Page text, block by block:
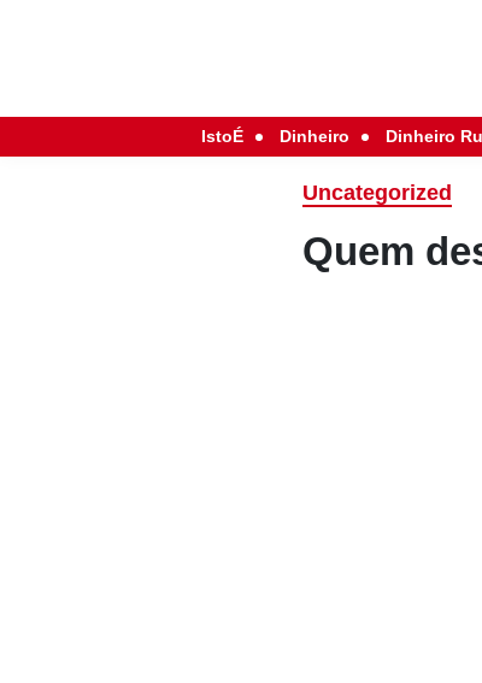
IstoÉ Dinheiro Dinheiro
Uncategorized
Quem